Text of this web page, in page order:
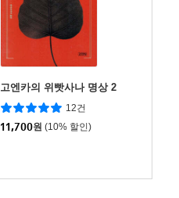
고엔카의 위빳사나 명상 2
12건
11,700원 (10% 할인)